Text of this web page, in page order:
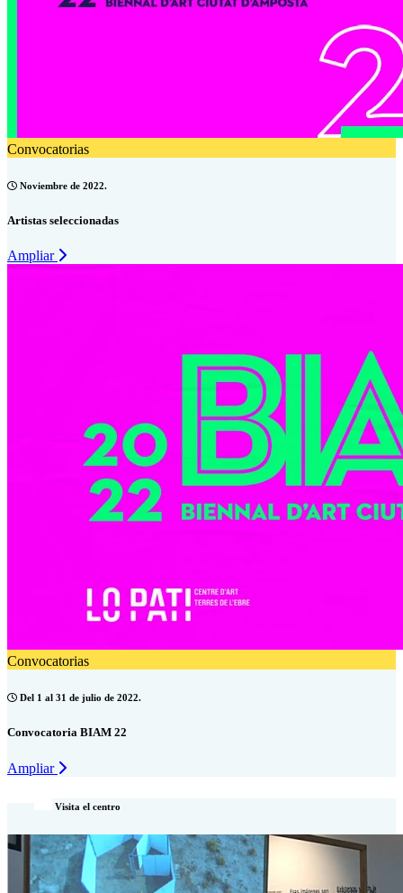
Convocatorias
Noviembre de 2022.
Artistas seleccionadas
Ampliar
Convocatorias
Del 1 al 31 de julio de 2022.
Convocatoria BIAM 22
Ampliar
Visita el centro